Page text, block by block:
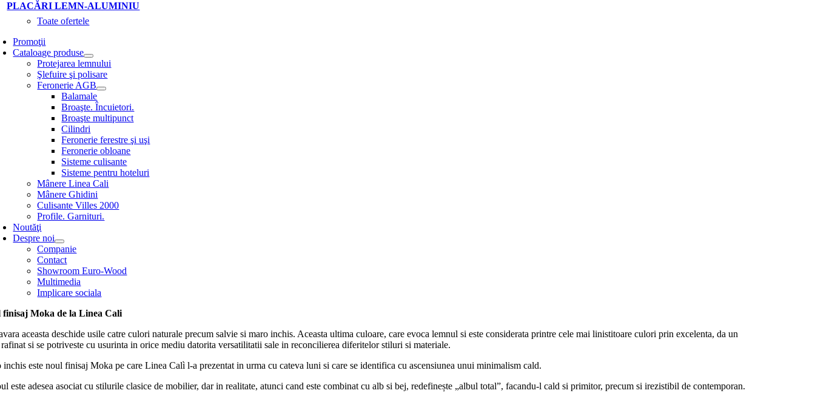
PLACĂRI LEMN-ALUMINIU
Toate ofertele
Promoţii
Cataloage produse
Protejarea lemnului
Şlefuire şi polisare
Feronerie AGB
Balamale
Broaşte. Încuietori.
Broaşte multipunct
Cilindri
Feronerie ferestre şi uşi
Feronerie obloane
Sisteme culisante
Sisteme pentru hoteluri
Mânere Linea Cali
Mânere Ghidini
Culisante Villes 2000
Profile. Garnituri.
Noutăţi
Despre noi
Companie
Contact
Showroom Euro-Wood
Multimedia
Implicare sociala
finisaj Moka de la Linea Cali
aceasta deschide usile catre culori naturale precum salvie si maro inchis. Aceasta ultima culoare, care evoca lemnul si este considerata printre cele mai linistitoare culori prin excelenta, da un
si se potriveste cu usurinta in orice mediu datorita versatilitatii sale in reconcilierea diferitelor stiluri si materiale.
inchis este noul finisaj Moka pe care Linea Calì l-a prezentat in urma cu cateva luni si care se identifica cu ascensiunea unui minimalism cald.
este adesea asociat cu stilurile clasice de mobilier, dar in realitate, atunci cand este combinat cu alb si bej, redefinește „albul total”, facandu-l cald si primitor, precum si irezistibil de contemporan.